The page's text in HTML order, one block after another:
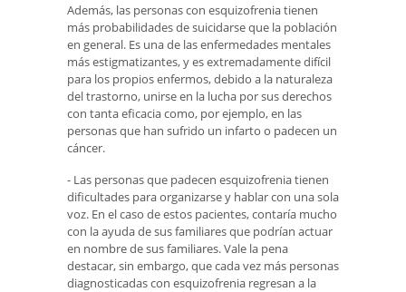
Además, las personas con esquizofrenia tienen
más probabilidades de suicidarse que la población
en general. Es una de las enfermedades mentales
más estigmatizantes, y es extremadamente difícil
para los propios enfermos, debido a la naturaleza
del trastorno, unirse en la lucha por sus derechos
con tanta eficacia como, por ejemplo, en las
personas que han sufrido un infarto o padecen un
cáncer.
- Las personas que padecen esquizofrenia tienen
dificultades para organizarse y hablar con una sola
voz. En el caso de estos pacientes, contaría mucho
con la ayuda de sus familiares que podrían actuar
en nombre de sus familiares. Vale la pena
destacar, sin embargo, que cada vez más personas
diagnosticadas con esquizofrenia regresan a la